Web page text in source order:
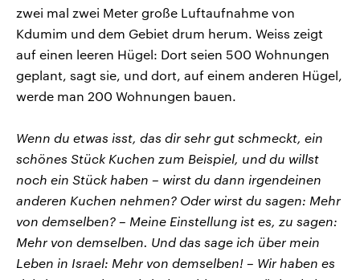
zwei mal zwei Meter große Luftaufnahme von
Kdumim und dem Gebiet drum herum. Weiss zeigt
auf einen leeren Hügel: Dort seien 500 Wohnungen
geplant, sagt sie, und dort, auf einem anderen Hügel,
werde man 200 Wohnungen bauen.
Wenn du etwas isst, das dir sehr gut schmeckt, ein
schönes Stück Kuchen zum Beispiel, und du willst
noch ein Stück haben – wirst du dann irgendeinen
anderen Kuchen nehmen? Oder wirst du sagen: Mehr
von demselben? – Meine Einstellung ist es, zu sagen:
Mehr von demselben. Und das sage ich über mein
Leben in Israel: Mehr von demselben! – Wir haben es